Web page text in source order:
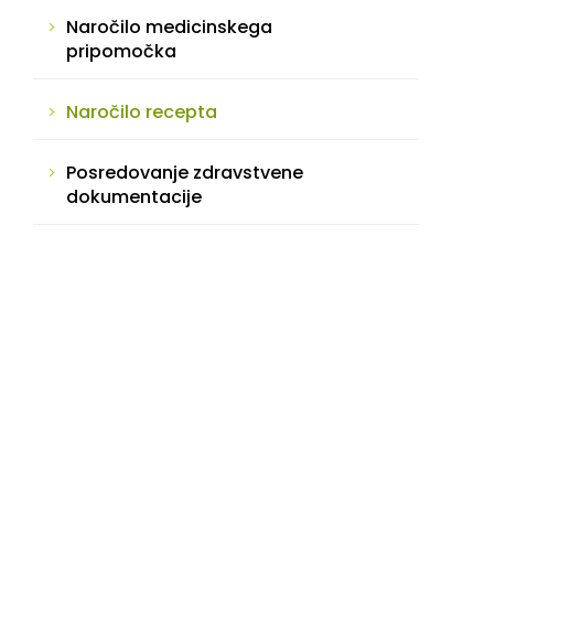
Naročilo medicinskega
pripomočka
Naročilo recepta
Posredovanje zdravstvene
dokumentacije